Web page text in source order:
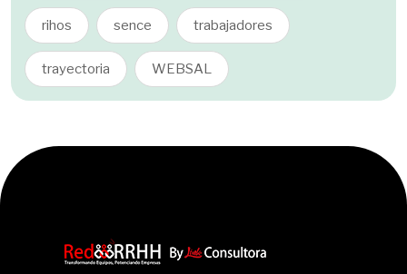
rihos sence trabajadores
trayectoria WEBSAL